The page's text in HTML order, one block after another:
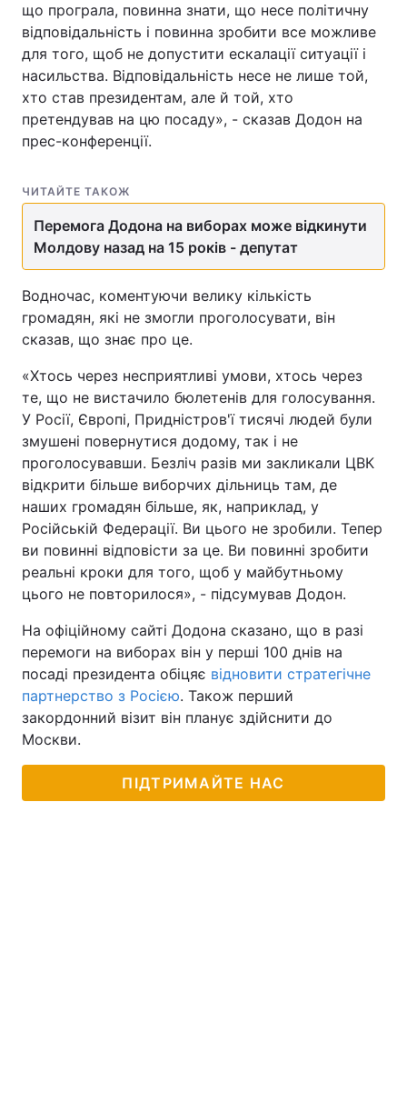
що програла, повинна знати, що несе політичну
відповідальність і повинна зробити все можливе
для того, щоб не допустити ескалації ситуації і
насильства. Відповідальність несе не лише той,
хто став президентам, але й той, хто
претендував на цю посаду», - сказав Додон на
прес-конференції.
ЧИТАЙТЕ ТАКОЖ
Перемога Додона на виборах може відкинути
Молдову назад на 15 років - депутат
Водночас, коментуючи велику кількість
громадян, які не змогли проголосувати, він
сказав, що знає про це.
«Хтось через несприятливі умови, хтось через
те, що не вистачило бюлетенів для голосування.
У Росії, Європі, Придністров'ї тисячі людей були
змушені повернутися додому, так і не
проголосувавши. Безліч разів ми закликали ЦВК
відкрити більше виборчих дільниць там, де
наших громадян більше, як, наприклад, у
Російській Федерації. Ви цього не зробили. Тепер
ви повинні відповісти за це. Ви повинні зробити
реальні кроки для того, щоб у майбутньому
цього не повторилося», - підсумував Додон.
На офіційному сайті Додона сказано, що в разі
перемоги на виборах він у перші 100 днів на
посаді президента обіцяє відновити стратегічне
партнерство з Росією. Також перший
закордонний візит він планує здійснити до
Москви.
ПІДТРИМАЙТЕ НАС